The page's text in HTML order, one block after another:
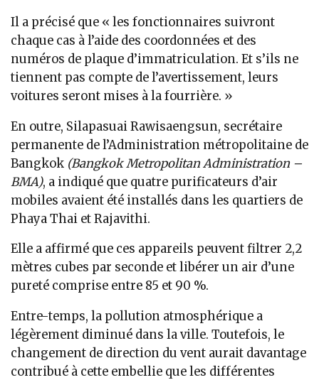
Il a précisé que « les fonctionnaires suivront
chaque cas à l’aide des coordonnées et des
numéros de plaque d’immatriculation. Et s’ils ne
tiennent pas compte de l’avertissement, leurs
voitures seront mises à la fourrière. »
En outre, Silapasuai Rawisaengsun, secrétaire
permanente de l’Administration métropolitaine de
Bangkok (Bangkok Metropolitan Administration –
BMA), a indiqué que quatre purificateurs d’air
mobiles avaient été installés dans les quartiers de
Phaya Thai et Rajavithi.
Elle a affirmé que ces appareils peuvent filtrer 2,2
mètres cubes par seconde et libérer un air d’une
pureté comprise entre 85 et 90 %.
Entre-temps, la pollution atmosphérique a
légèrement diminué dans la ville. Toutefois, le
changement de direction du vent aurait davantage
contribué à cette embellie que les différentes